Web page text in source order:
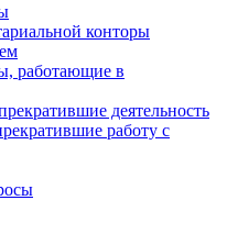
конторы
работающие в
деятельность
работу с